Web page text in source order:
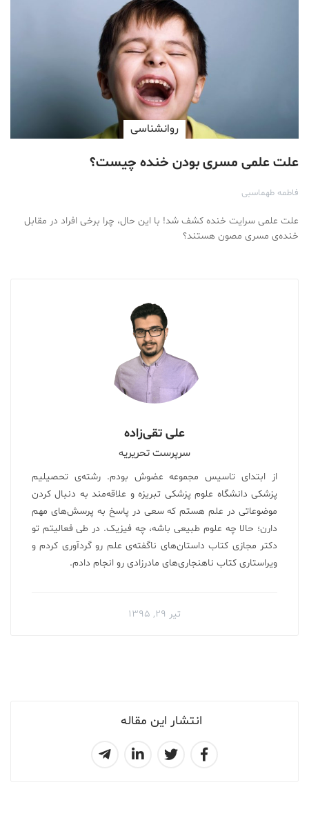
انتشار این مقاله
روانشناسی
علت علمی مسری بودن خنده چیست؟
فاطمه طهماسبی
علت علمی سرایت خنده کشف شد! با این حال، چرا برخی افراد در مقابل
خنده‌ی مسری مصون هستند؟
علی تقی‌زاده
سرپرست تحریریه
از ابتدای تاسیس مجموعه عضوش بودم. رشته‌ی تحصیلیم
پزشکی دانشگاه علوم پزشکی تبریزه و علاقه‌مند به دنبال کردن
موضوعاتی در علم هستم که سعی در پاسخ به پرسش‌های مهم
دارن؛ حالا چه علوم طبیعی باشه، چه فیزیک. در طی فعالیتم تو
دکتر مجازی کتاب داستان‌های ناگفته‌ی علم رو گردآوری کردم‌ و
ویراستاری کتاب ناهنجاری‌های مادرزادی رو انجام دادم.
تیر ۲۹, ۱۳۹۵